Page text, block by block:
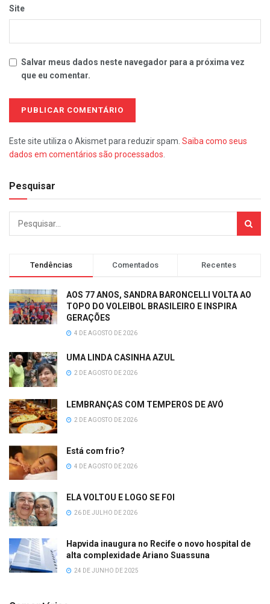
Site
Salvar meus dados neste navegador para a próxima vez
que eu comentar.
Este site utiliza o Akismet para reduzir spam. Saiba como seus
dados em comentários são processados
Pesquisar
Tendências Comentados Recentes
AOS 77 ANOS, SANDRA BARONCELLI VOLTA AO
TOPO DO VOLEIBOL BRASILEIRO E INSPIRA
GERAÇÕES
4 DE AGOSTO DE 2026
UMA LINDA CASINHA AZUL
2 DE AGOSTO DE 2026
LEMBRANÇAS COM TEMPEROS DE AVÓ
2 DE AGOSTO DE 2026
Está com frio?
4 DE AGOSTO DE 2026
ELA VOLTOU E LOGO SE FOI
26 DE JULHO DE 2026
Hapvida inaugura no Recife o novo hospital de
alta complexidade Ariano Suassuna
24 DE JUNHO DE 2025